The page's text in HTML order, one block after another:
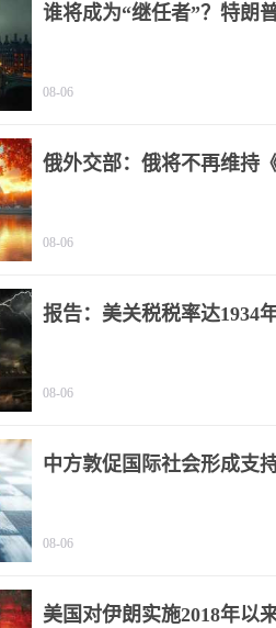
谁将成为“继任者”？特朗
08-06
俄外交部：俄将不再维持
08-06
报告：美关税税率达1934
08-06
中方敦促国际社会形成支
08-06
美国对伊朗实施2018年以